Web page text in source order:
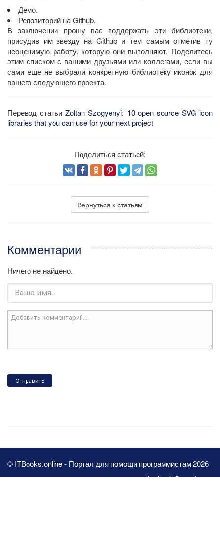
Демо.
Репозиторий на Github.
В заключении прошу вас поддержать эти библиотеки,
присудив им звезду на Github и тем самым отметив ту
неоценимую работу, которую они выполняют. Поделитесь
этим списком с вашими друзьями или коллегами, если вы
сами еще не выбрали конкретную библиотеку иконок для
вашего следующего проекта.
Перевод статьиZoltan Szogyenyi: 10 open source SVG icon
libraries that you can use for your next project
Поделиться статьей:
Вернуться к статьям
Комментарии
Ничего не найдено.
Отправить
© ITBooks.online - Портал для помощи программистам 2026
pbn.book@yandex.ru